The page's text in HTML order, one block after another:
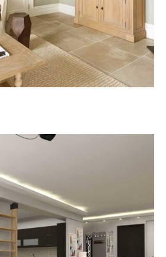
Π. Φάληρο